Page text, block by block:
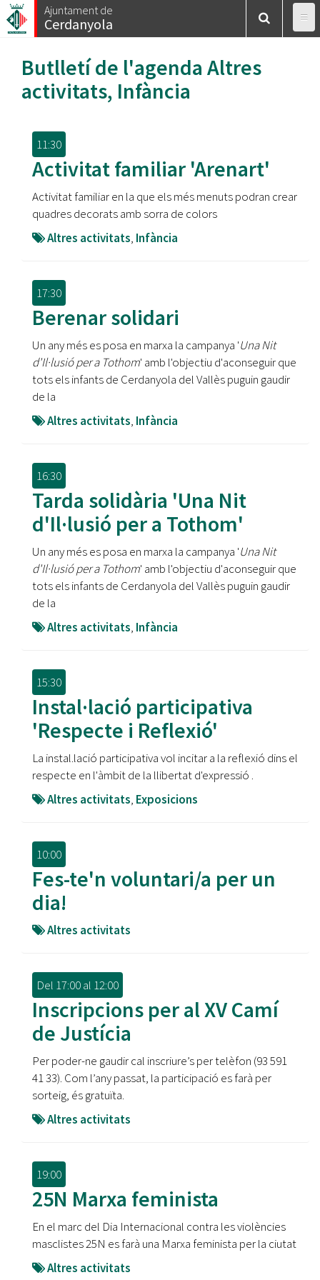
Vés
al
Ajuntament de
Cerdanyola
Butlletí de l'agenda Altres
activitats, Infància
11:30
Activitat familiar 'Arenart'
Activitat familiar en la que els més menuts podran crear
quadres decorats amb sorra de colors
Altres activitats, Infància
17:30
Berenar solidari
Un any més es posa en marxa la campanya 'Una Nit
d'Il·lusió per a Tothom' amb l'objectiu d'aconseguir que
tots els infants de Cerdanyola del Vallès puguin gaudir
de la
Altres activitats, Infància
16:30
Tarda solidària 'Una Nit
d'Il·lusió per a Tothom'
Un any més es posa en marxa la campanya 'Una Nit
d'Il·lusió per a Tothom' amb l'objectiu d'aconseguir que
tots els infants de Cerdanyola del Vallès puguin gaudir
de la
Altres activitats, Infància
15:30
Instal·lació participativa
'Respecte i Reflexió'
La instal.lació participativa vol incitar a la reflexió dins el
respecte en l'àmbit de la llibertat d'expressió .
Altres activitats, Exposicions
10:00
Fes-te'n voluntari/a per un
dia!
Altres activitats
Del 17:00al 12:00
Inscripcions per al XV Camí
de Justícia
Per poder-ne gaudir cal inscriure’s per telèfon (93 591
41 33). Com l’any passat, la participació es farà per
sorteig, és gratuïta.
Altres activitats
19:00
25N Marxa feminista
En el marc del Dia Internacional contra les violències
masclistes 25N es farà una Marxa feminista per la ciutat
Altres activitats